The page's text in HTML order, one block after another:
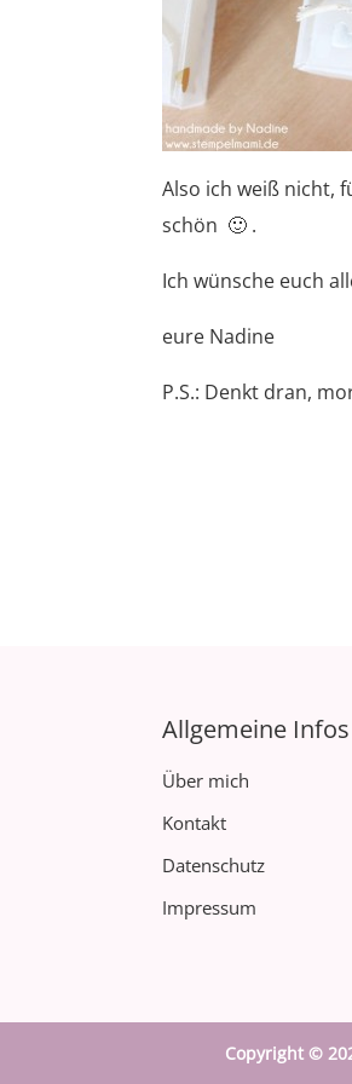
Also ich weiß nicht,
schön 🙂 .
Ich wünsche euch
eure Nadine
P.S.: Denkt dran,
Allgemeine Infos
Über mich
Kontakt
Datenschutz
Impressum
Copyright ©